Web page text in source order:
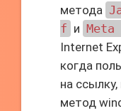
метода
f и
Internet
когда
на
метод